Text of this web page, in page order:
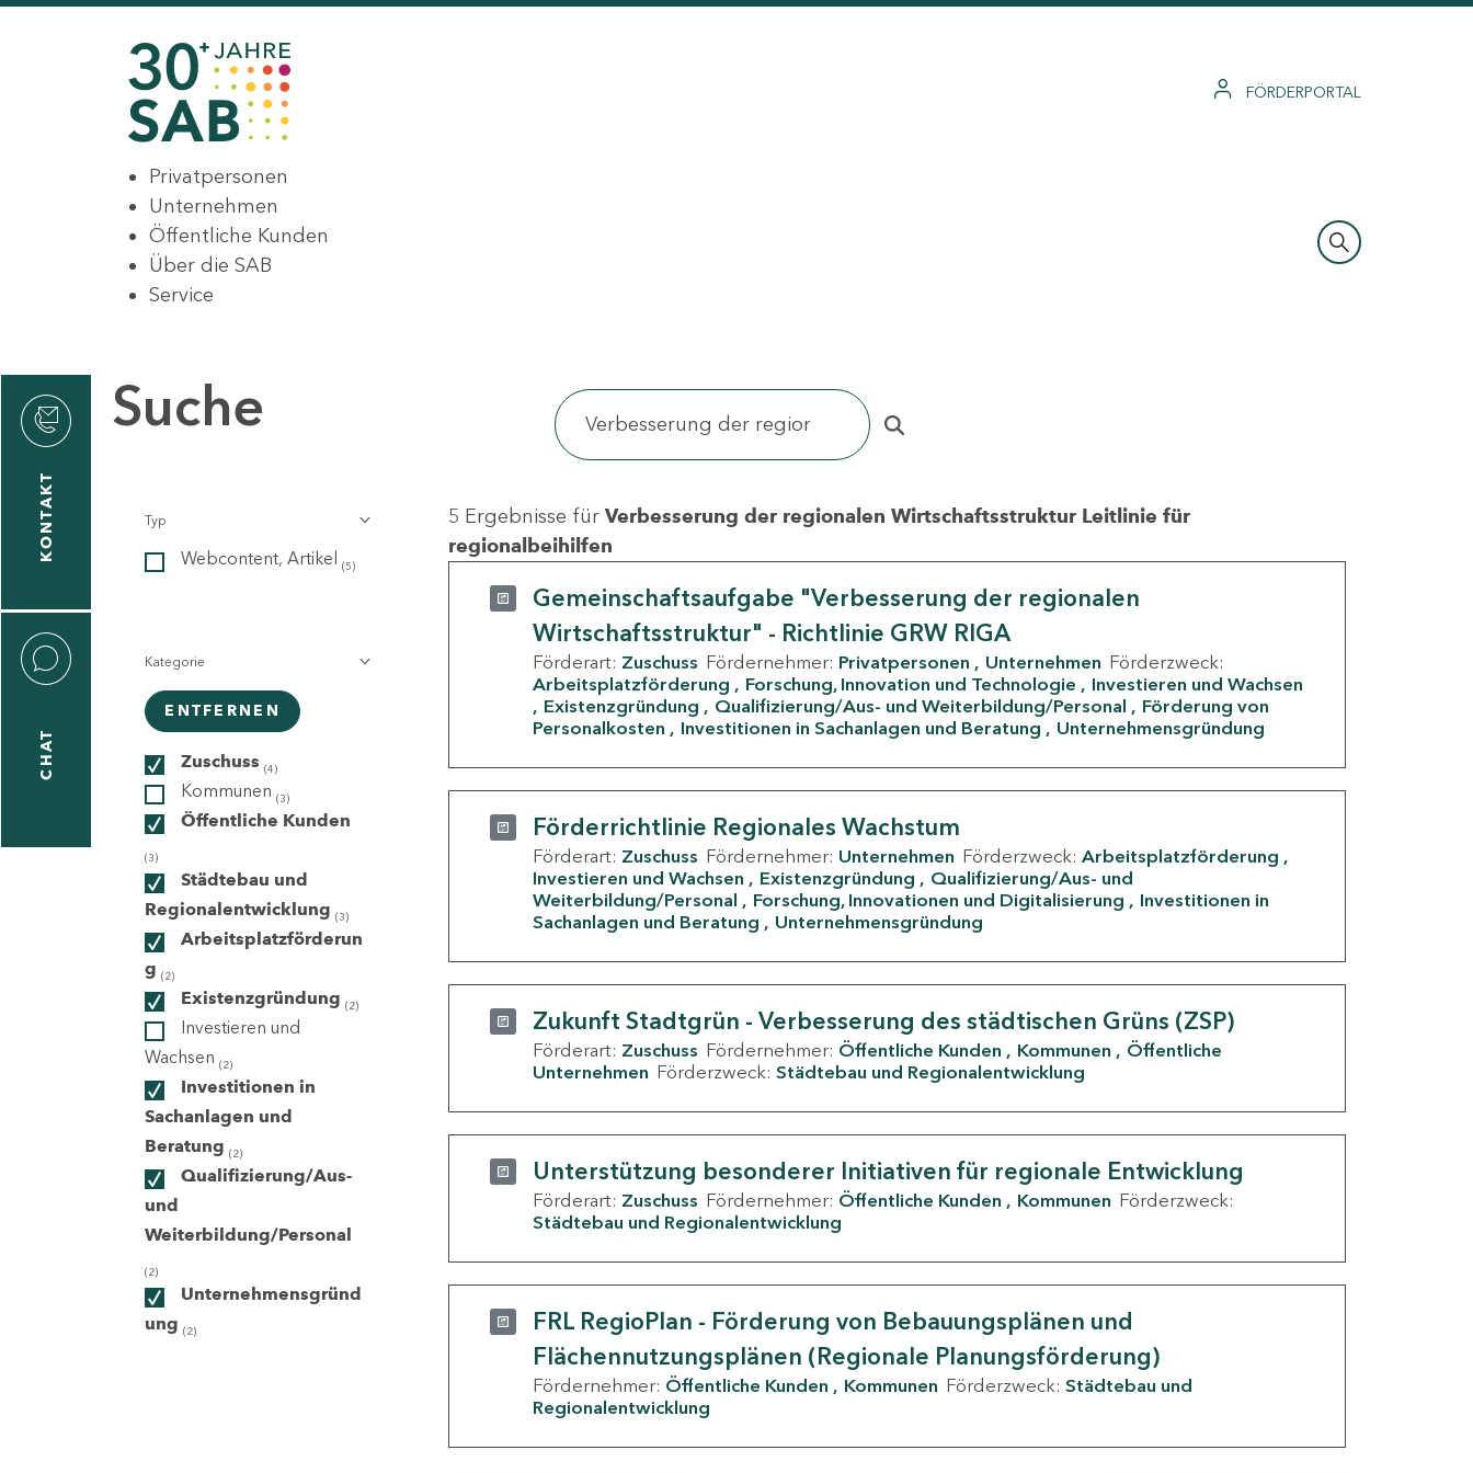
FÖRDERPORTAL
Privatpersonen
Unternehmen
Öffentliche Kunden
Über die SAB
Service
KONTAKT
CHAT
Suche
Typ
Webcontent, Artikel (5)
Kategorie
ENTFERNEN
Zuschuss (4)
Kommunen (3)
Öffentliche Kunden
(3)
Städtebau und
Regionalentwicklung (3)
Arbeitsplatzförderun
g (2)
Existenzgründung (2)
Investieren und
Wachsen (2)
Investitionen in
Sachanlagen und
Beratung (2)
Qualifizierung/Aus-
und
Weiterbildung/Personal
(2)
Unternehmensgründ
ung (2)
5 Ergebnisse für Verbesserung der regionalen Wirtschaftsstruktur Leitlinie für
regionalbeihilfen
Gemeinschaftsaufgabe "Verbesserung der regionalen
Wirtschaftsstruktur" - Richtlinie GRW RIGA
Förderart: Zuschuss Fördernehmer: Privatpersonen Unternehmen Förderzweck:
Arbeitsplatzförderung
Forschung, Innovation und Technologie
Investieren und Wachsen
Existenzgründung
Qualifizierung/Aus- und Weiterbildung/Personal
Förderung von
Personalkosten
Investitionen in Sachanlagen und Beratung Unternehmensgründung
Förderrichtlinie Regionales Wachstum
Förderart: Zuschuss Fördernehmer: Unternehmen Förderzweck: Arbeitsplatzförderung
Investieren und Wachsen
Existenzgründung
Qualifizierung/Aus- und
Weiterbildung/Personal
Forschung, Innovationen und Digitalisierung
Investitionen in
Sachanlagen und Beratung
Unternehmensgründung
Zukunft Stadtgrün - Verbesserung des städtischen Grüns (ZSP)
Förderart: Zuschuss Fördernehmer: Öffentliche Kunden Kommunen
Öffentliche
Unternehmen Förderzweck: Städtebau und Regionalentwicklung
Unterstützung besonderer Initiativen für regionale Entwicklung
Förderart: Zuschuss Fördernehmer: Öffentliche Kunden Kommunen Förderzweck:
Städtebau und Regionalentwicklung
FRL RegioPlan - Förderung von Bebauungsplänen und
Flächennutzungsplänen (Regionale Planungsförderung)
Fördernehmer: Öffentliche Kunden Kommunen Förderzweck: Städtebau und
Regionalentwicklung